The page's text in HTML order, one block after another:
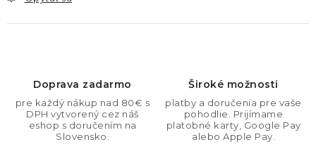
Doprava zadarmo
pre každý nákup nad 80€ s
DPH vytvorený cez náš
eshop s doručením na
Slovensko.
Široké možnosti
platby a doručenia pre vaše
pohodlie. Prijímame
platobné karty, Google Pay
alebo Apple Pay.